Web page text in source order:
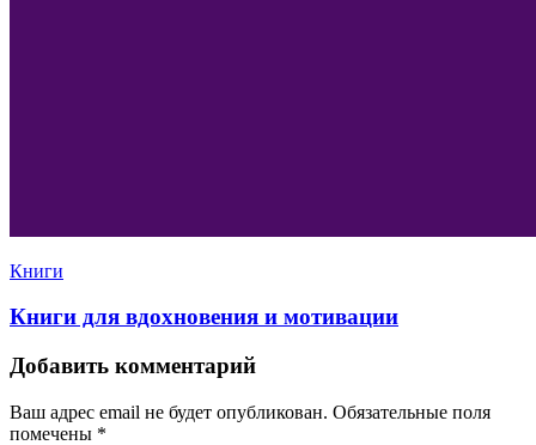
Книги
Книги для вдохновения и мотивации
Добавить комментарий
Ваш адрес email не будет опубликован. Обязательные поля
помечены *